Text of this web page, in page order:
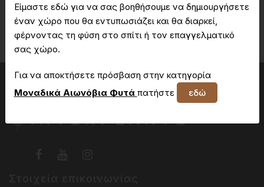
Δεν έχετε πρόσβαση στη συγκεκριμένη σελίδα
Είμαστε εδώ για να σας βοηθήσουμε να δημιουργήσετε
έναν χώρο που θα εντυπωσιάζει και θα διαρκεί,
φέρνοντας τη φύση στο σπίτι ή τον επαγγελματικό
σας χώρο.
Για να αποκτήσετε πρόσβαση στην κατηγορία
Μοναδικά Αιωνόβια Φυτά πατήστε εδώ